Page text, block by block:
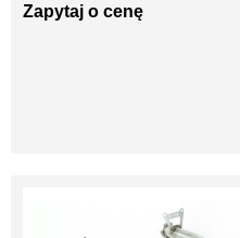
Zapytaj o cenę